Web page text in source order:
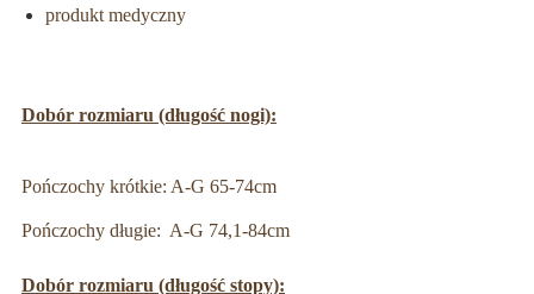
produkt medyczny
Dobór rozmiaru (długość nogi):
Pończochy krótkie: A-G 65-74cm
Pończochy długie: A-G 74,1-84cm
Dobór rozmiaru (długość stopy):